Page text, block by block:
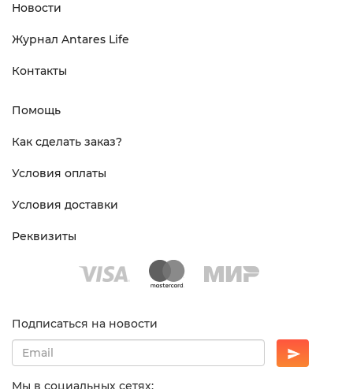
Новости
Журнал Antares Life
Контакты
Помощь
Как сделать заказ?
Условия оплаты
Условия доставки
Реквизиты
Подписаться на новости
Мы в социальных сетях: